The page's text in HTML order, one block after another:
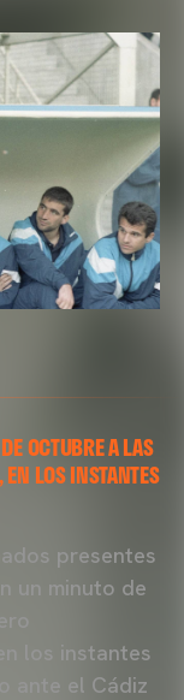
OCTUBRE A LAS
LOS INSTANTES
presentes
un minuto de
en los instantes
ante el Cádiz